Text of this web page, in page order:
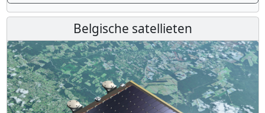
Belgische satellieten